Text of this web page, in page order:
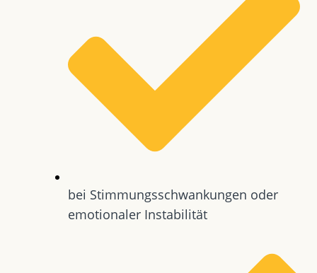
bei Stimmungsschwankungen oder
emotionaler Instabilität